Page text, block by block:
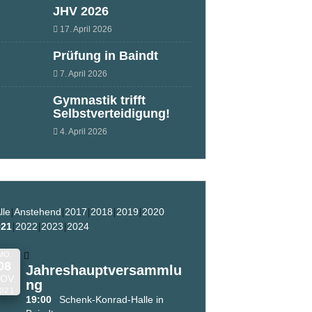
JHV 2026
17. April 2026
Prüfung in Baindt
7. April 2026
Gymnastik trifft
Selbstverteidigung!
4. April 2026
Anstehend 2017 2018 2019 2020
2022 2023 2024
MO.
Jahreshauptversammlu
ng
19:00
Schenk-Konrad-Halle in